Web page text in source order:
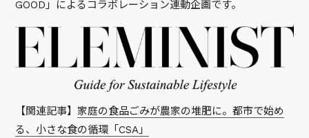
GOOD」によるコラボレーション連動企画です。
【関連記事】家庭の食品ごみが農家の堆肥に。都市で始め
る、小さな食の循環「CSA」